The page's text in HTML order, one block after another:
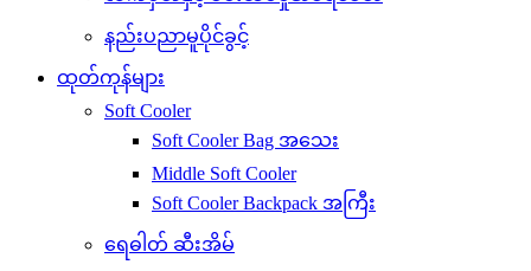
နည်းပညာမူပိုင်ခွင့်
ထုတ်ကုန်များ
Soft Cooler
Soft Cooler Bag အသေး
Middle Soft Cooler
Soft Cooler Backpack အကြီး
ရေဓါတ် ဆီးအိမ်